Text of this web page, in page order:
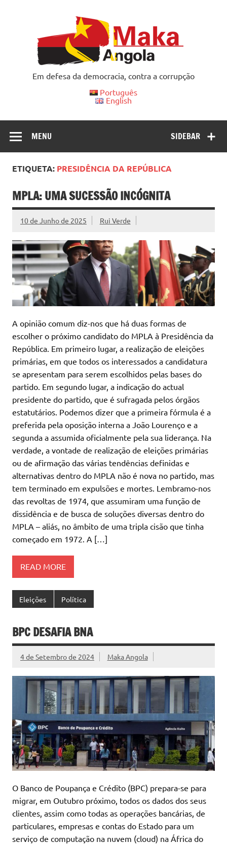
Em defesa da democracia, contra a corrupção
Português
English
SIDEBAR
MENU
ETIQUETA: PRESIDÊNCIA DA REPÚBLICA
MPLA: UMA SUCESSÃO INCÓGNITA
10 de Junho de 2025 Rui Verde
A opinião comum diz-nos que há duas formas de
escolher o próximo candidato do MPLA à Presidência da
República. Em primeiro lugar, a realização de eleições
primárias, em que todos os interessados a candidatura
se apresentam para serem escolhidos pelas bases do
partido. Em segundo lugar, a indicação do actual
presidente do partido, que é sufragada pelos órgãos
estatutários. Podemos dizer que a primeira fórmula é a
preferida pela oposição interna a João Lourenço e a
segunda a assumida oficialmente pela sua liderança. Na
verdade, a vontade de realização de eleições primárias
ou de afirmação das várias tendências definidas e
alternativas dentro do MPLA não é nova no partido, mas
tem terminado em expulsões e mortes. Lembramo-nos
das revoltas de 1974, que assumiram uma função de
dissidência e de busca de soluções diversas dentro do
MPLA – aliás, no âmbito de uma tripla cisão que tinha
começado em 1972. A […]
READ MORE
Eleições Política
BPC DESAFIA BNA
4 de Setembro de 2024 Maka Angola
O Banco de Poupança e Crédito (BPC) prepara-se para
migrar, em Outubro próximo, todos os dados dos seus
clientes, assim como todas as operações bancárias, de
particulares, empresas e contas do Estado para um
serviço de computação na nuvem (cloud) na África do